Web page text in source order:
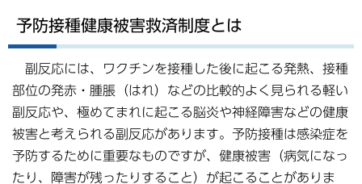
予防接種健康被害救済制度とは
副反応には、ワクチンを接種した後に起こる発熱、接種
部位の発赤・腫脹（はれ）などの比較的よく見られる軽い
副反応や、極めてまれに起こる脳炎や神経障害などの健康
被害と考えられる副反応があります。予防接種は感染症を
予防するために重要なものですが、健康被害（病気になっ
たり、障害が残ったりすること）が起こることがありま